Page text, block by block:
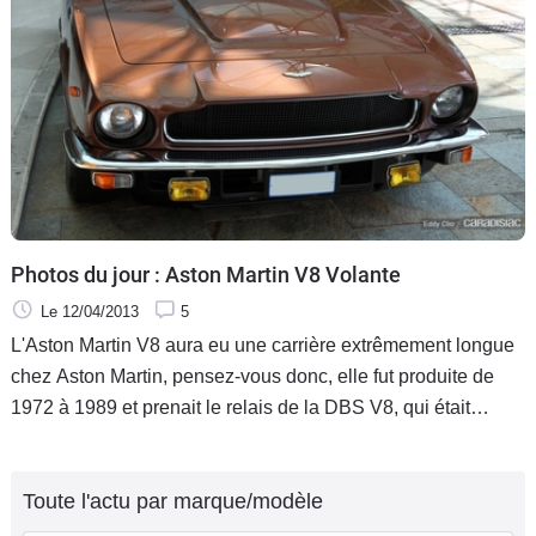
Photos du jour : Aston Martin V8 Volante
Le 12/04/2013 5
L'Aston Martin V8 aura eu une carrière extrêmement longue
chez Aston Martin, pensez-vous donc, elle fut produite de
1972 à 1989 et prenait le relais de la DBS V8, qui était
Toute l'actu par marque/modèle